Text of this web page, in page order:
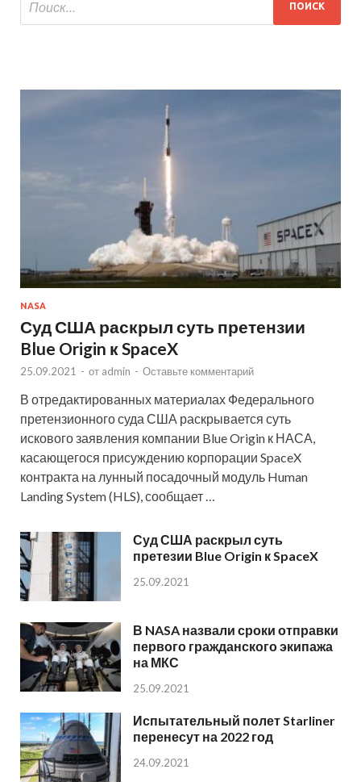
NASA
Суд США раскрыл суть претензии
Blue Origin к SpaceX
25.09.2021 - от admin - Оставьте комментарий
В отредактированных материалах Федерального
претензионного суда США раскрывается суть
искового заявления компании Blue Origin к НАСА,
касающегося присуждению корпорации SpaceX
контракта на лунный посадочный модуль Human
Landing System (HLS), сообщает …
Суд США раскрыл суть
претезии Blue Origin к SpaceX
25.09.2021
В NASA назвали сроки отправки
первого гражданского экипажа
на МКС
25.09.2021
Испытательный полет Starliner
перенесут на 2022 год
24.09.2021